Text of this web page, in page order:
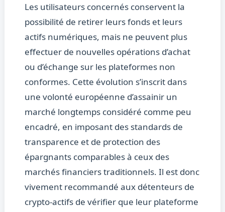
Les utilisateurs concernés conservent la
possibilité de retirer leurs fonds et leurs
actifs numériques, mais ne peuvent plus
effectuer de nouvelles opérations d’achat
ou d’échange sur les plateformes non
conformes. Cette évolution s’inscrit dans
une volonté européenne d’assainir un
marché longtemps considéré comme peu
encadré, en imposant des standards de
transparence et de protection des
épargnants comparables à ceux des
marchés financiers traditionnels. Il est donc
vivement recommandé aux détenteurs de
crypto-actifs de vérifier que leur plateforme